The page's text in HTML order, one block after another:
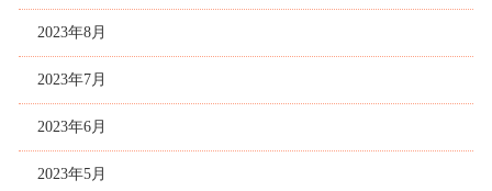
2023年8月
2023年7月
2023年6月
2023年5月